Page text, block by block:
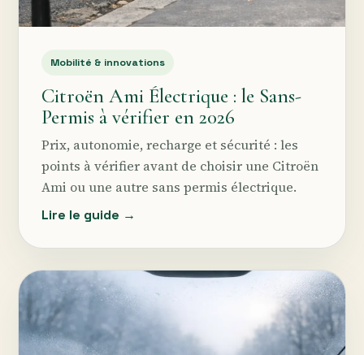
Mobilité & innovations
Citroën Ami Électrique : le Sans-
Permis à vérifier en 2026
Prix, autonomie, recharge et sécurité : les
points à vérifier avant de choisir une Citroën
Ami ou une autre sans permis électrique.
Lire le guide →